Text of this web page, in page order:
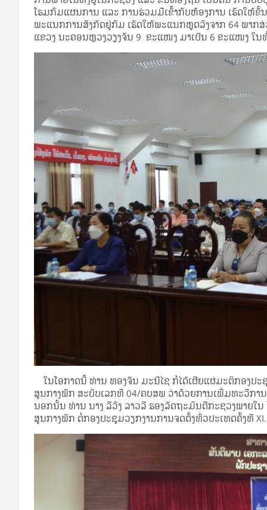
ໂຮມກົມແຜນການ ແລະ ການຮ່ວມມືເຂົ້າກັບຫ້ອງການ ເຮັດໃຫ້
ພະແນກການສັງກັດຢູ່ກົມ ເຮັດໃຫ້ພະແນກຫຼຸດລົງຈາກ 64 ພາ
ແຂວງ ນະຄອນຫຼວງວຽງຈັນ 9 ຂະແໜງ ມາເປັນ 6 ຂະແໜງ ໃ
ໃນໂອກາດນີ້ ທ່ານ ທອງຈັນ ມະນີໄຊ ກໍ່ໄດ້ເຜີຍແຜ່ມະຕິກອງປ
ສູນກາງພັກ ສະບັບເລກທີ 04/ຄບສພ ວ່າດ້ວຍການເພີ່ມທະວີກາ
ນອກນັ້ນ ທ່ານ ນາງ ລີວົງ ລາວລີ ຮອງລັດຖະມົນຕີກະຊວງພາຍໃ
ສູນກາງພັກ ຕໍ່ກອງປະຊຸມວຽກງານການຈດຕັ້ງທົ່ວປະເທດຄັ້ງທີ XI.